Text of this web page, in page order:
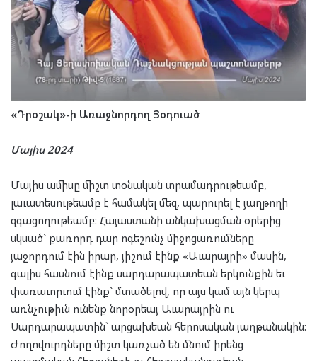
«Դրօշակ»-ի Առաջնորդող Յօդուած
Մայիս 2024
Մայիս ամիսը միշտ տօնական տրամադրութեամբ,
լաւատեսութեամբ է համակել մեզ, պարուրել է յաղթողի
զգացողութեամբ: Հայաստանի անկախացման օրերից
սկսած` քառորդ դար ոգեշունչ միջոցառումները
յաջորդում էին իրար, յիշում էինք «Աւարայրի» մասին,
գալիս հասնում էինք սարդարապատեան երկունքին եւ
փառաւորւում էինք` մտածելով, որ այս կամ այն կերպ
առնչութիւն ունենք նորօրեայ Աւարայրին ու
Սարդարապատին` արցախեան հերոսական յաղթանակին:
Ժողովուրդները միշտ կառչած են մնում իրենց